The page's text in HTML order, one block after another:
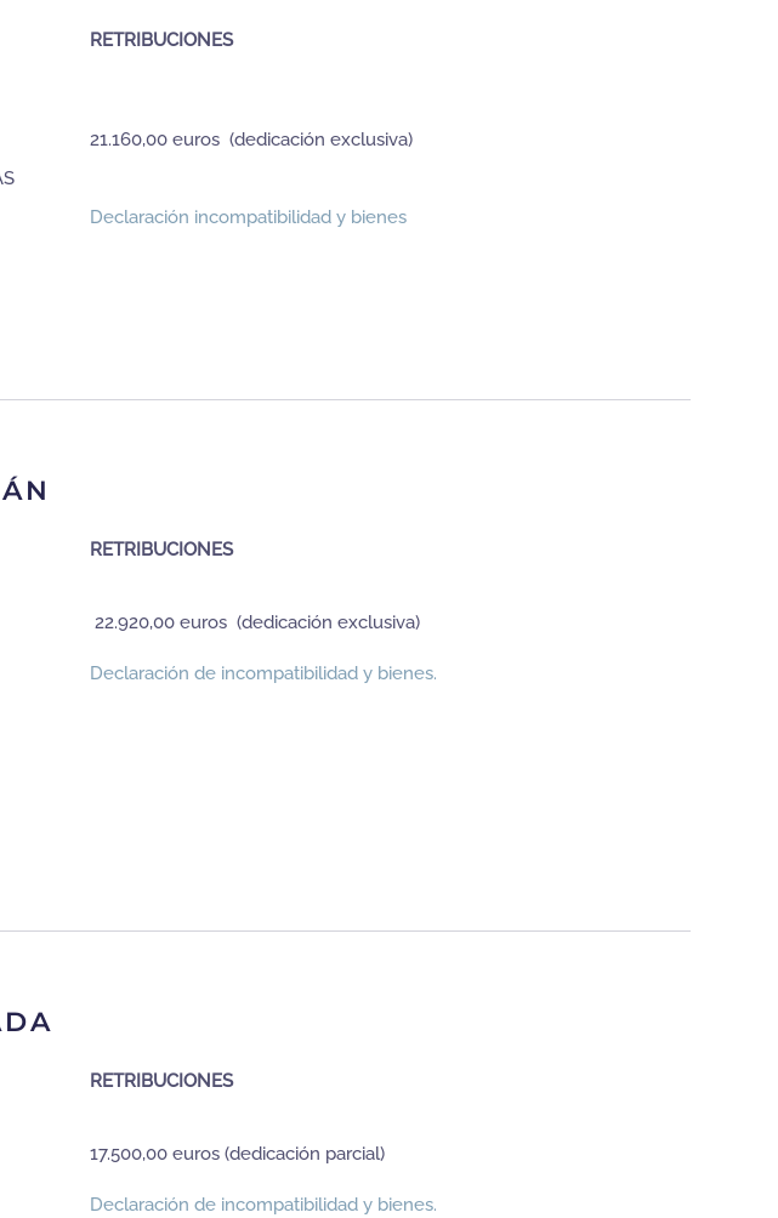
RETRIBUCIONES
21.160,00 euros (dedicación exclusiva)
Declaración incompatibilidad y bienes
RETRIBUCIONES
22.920,00 euros (dedicación exclusiva)
Declaración de incompatibilidad y bienes.
RETRIBUCIONES
17.500,00 euros (dedicación parcial)
Declaración de incompatibilidad y bienes.